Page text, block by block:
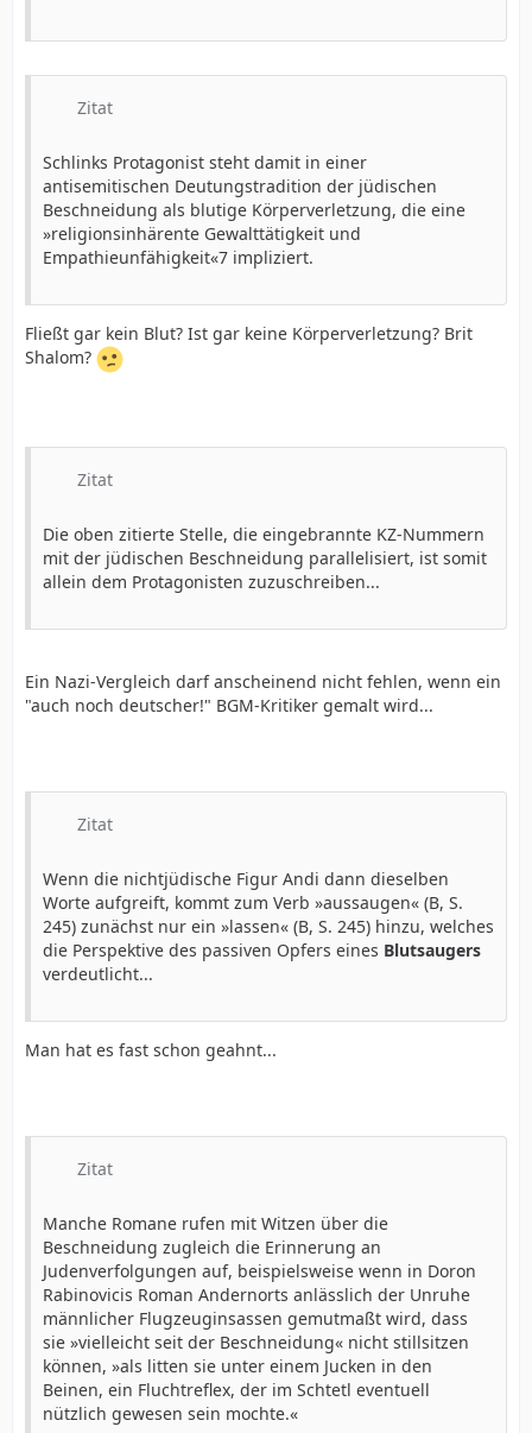
Zitat
Schlinks Protagonist steht damit in einer
antisemitischen Deutungstradition der jüdischen
Beschneidung als blutige Körperverletzung, die eine
»religionsinhärente Gewalttätigkeit und
Empathieunfähigkeit«7 impliziert.
Fließt gar kein Blut? Ist gar keine Körperverletzung? Brit
Shalom?
Zitat
Die oben zitierte Stelle, die eingebrannte KZ-Nummern
mit der jüdischen Beschneidung parallelisiert, ist somit
allein dem Protagonisten zuzuschreiben...
Ein Nazi-Vergleich darf anscheinend nicht fehlen, wenn ein
"auch noch deutscher!" BGM-Kritiker gemalt wird...
Zitat
Wenn die nichtjüdische Figur Andi dann dieselben
Worte aufgreift, kommt zum Verb »aussaugen« (B, S.
245) zunächst nur ein »lassen« (B, S. 245) hinzu, welches
die Perspektive des passiven Opfers eines Blutsaugers
verdeutlicht...
Man hat es fast schon geahnt...
Zitat
Manche Romane rufen mit Witzen über die
Beschneidung zugleich die Erinnerung an
Judenverfolgungen auf, beispielsweise wenn in Doron
Rabinovicis Roman Andernorts anlässlich der Unruhe
männlicher Flugzeuginsassen gemutmaßt wird, dass
sie »vielleicht seit der Beschneidung« nicht stillsitzen
können, »als litten sie unter einem Jucken in den
Beinen, ein Fluchtreflex, der im Schtetl eventuell
nützlich gewesen sein mochte.«